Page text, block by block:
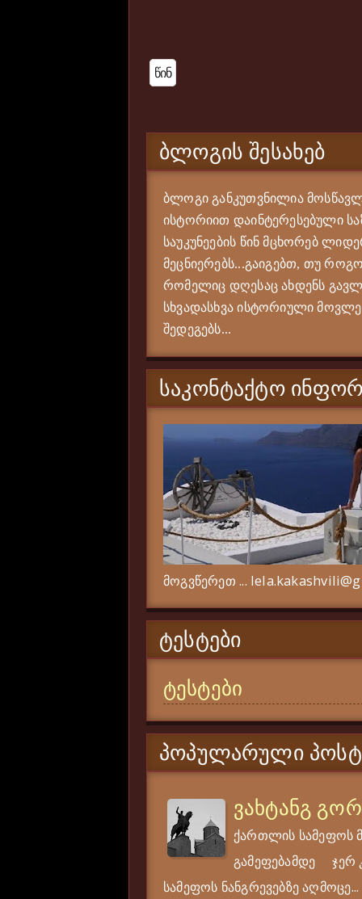
Წინ
ᲑᲚᲝᲒᲘᲡ ᲨᲔᲡᲐᲮᲔᲑ
ბლოგი განკუთვნილია
ისტორიით დაინტერესებული
საუკუნეების წინ მცხორებ
მეცნიერებს...გაიგებთ, თუ
რომელიც დღესაც ახდენს
სხვადასხვა ისტორიული
შედეგებს...
ᲡᲐᲙᲝᲜᲢᲐᲥᲢᲝ
მოგვწერეთ ...
ᲢᲔᲡᲢᲔᲑᲘ
ტესტები
ᲞᲝᲞᲣᲚᲐᲠᲣᲚᲘ
ვახტანგ
ქართლის სამეფოს
გამეფებამდე ჯერ
სამეფოს ნანგრევებზე აღმოცე...